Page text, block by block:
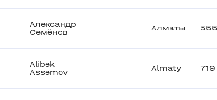
Александр
Семёнов
Алматы 555
Alibek
Assemov
Almaty 719